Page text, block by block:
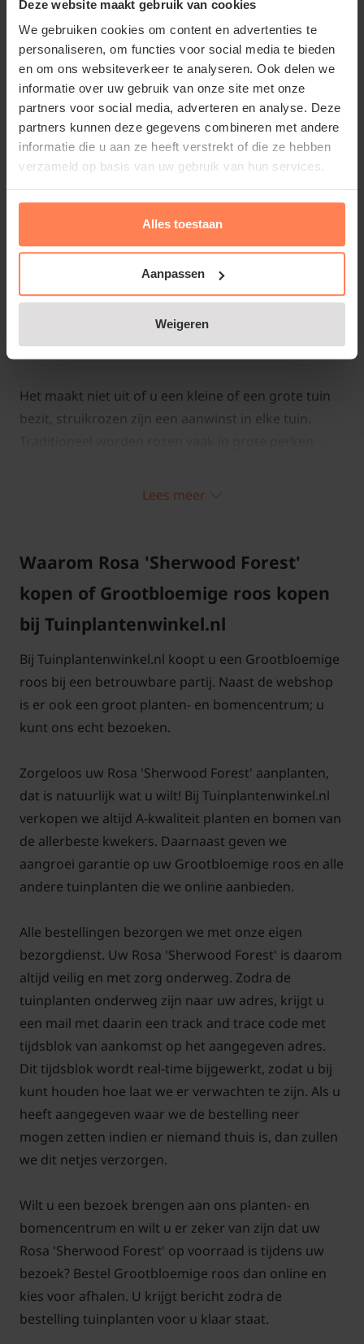
Deze website maakt gebruik van cookies
We gebruiken cookies om content en advertenties te
personaliseren, om functies voor social media te bieden
en om ons websiteverkeer te analyseren. Ook delen we
informatie over uw gebruik van onze site met onze
partners voor social media, adverteren en analyse. Deze
partners kunnen deze gegevens combineren met andere
informatie die u aan ze heeft verstrekt of die ze hebben
verzameld op basis van uw gebruik van hun services.
Alles toestaan
Aanpassen
Weigeren
roos met een prachtig van wit naar zachtgeel
verlopende bloem. De bloemen van deze struikroos
geuren aangenaam en zijn ook prima bruikbaar als
snijroos. De bloemen zijn sterk gevuld en
verschijnen van juni tot aan oktober. De 'Sherwood
Forest' is een doorbloeiende roos. Het blad is goed
bestand tegen rozenziektes. In totaal bereikt deze
rozensoort een hoogte van ongeveer 80 centimeter.
Snoei de struikroos in maart terug tot een hoogte
(Harknessroos / Harknessrozen). In Engeland geniet
deze roos bekendheid met de naam Rosa 'Caroline
Victoria'. Een synoniem voor deze roos is de of Rosa
'Harprior'. De roos behoort tot de zogenaamde
theehybride / theehybriden rozen.
Het maakt niet uit of u een kleine of een grote tuin
bezit, struikrozen zijn een aanwinst in elke tuin.
laatste jaren zie je steeds vaker dat de roos als
mooi te combineren met andere tuinplanten.
Standplaats Rosa 'Sherwood Forest'
De ideale standplaats voor een roos is in de volle
zon. Het voordeel van deze standplaats is dat de
roos na een regenperiode snel opdroogt waardoor
het blad minder snel kans heeft op infecties. De
roos zal ook meer bloemknoppen maken. Stel dat u
een roos in de halfschaduw zet gaat dat meestal ook
goed, maar volledig in de schaduw aanplanten is
niet gewenst.
Rosa 'Sherwood Forest' snoeien en
onderhouden
Onderhoud van rozen lijkt moeilijk maar is het zeker
gezonde planten die de hele zomer de meest
prachtige bloemen geven. Om u hierbij te helpen,
hebben we op Tuinplantenwinkel.nl een artikel
geschreven met tips over het onderhoud en snoeien
van struikrozen. Met behulp van foto's en
pictogrammen leggen we het snoeien en
u jaren genieten van uw nieuwe aanwinst!
Voor snoei- en onderhoudstips voor de struikroos
Lees meer
Waarom Rosa 'Sherwood Forest'
kopen of Grootbloemige roos kopen
bij Tuinplantenwinkel.nl
Bij Tuinplantenwinkel.nl koopt u een Grootbloemige
roos bij een betrouwbare partij. Naast de webshop
is er ook een groot planten- en bomencentrum; u
kunt ons echt bezoeken.
Zorgeloos uw Rosa 'Sherwood Forest' aanplanten,
dat is natuurlijk wat u wilt! Bij Tuinplantenwinkel.nl
verkopen we altijd A-kwaliteit planten en bomen van
de allerbeste kwekers. Daarnaast geven we
aangroei garantie op uw Grootbloemige roos en alle
andere tuinplanten die we online aanbieden.
Alle bestellingen bezorgen we met onze eigen
bezorgdienst. Uw Rosa 'Sherwood Forest' is daarom
altijd veilig en met zorg onderweg. Zodra de
tuinplanten onderweg zijn naar uw adres, krijgt u
een mail met daarin een track and trace code met
tijdsblok van aankomst op het aangegeven adres.
Dit tijdsblok wordt real-time bijgewerkt, zodat u bij
kunt houden hoe laat we er verwachten te zijn. Als u
heeft aangegeven waar we de bestelling neer
mogen zetten indien er niemand thuis is, dan zullen
we dit netjes verzorgen.
Wilt u een bezoek brengen aan ons planten- en
bomencentrum en wilt u er zeker van zijn dat uw
Rosa 'Sherwood Forest' op voorraad is tijdens uw
bezoek? Bestel Grootbloemige roos dan online en
kies voor afhalen. U krijgt bericht zodra de
bestelling tuinplanten voor u klaar staat.